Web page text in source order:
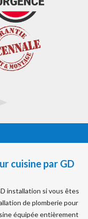
cuisine par GD
installation si vous êtes
de plomberie pour
équipée entièrement